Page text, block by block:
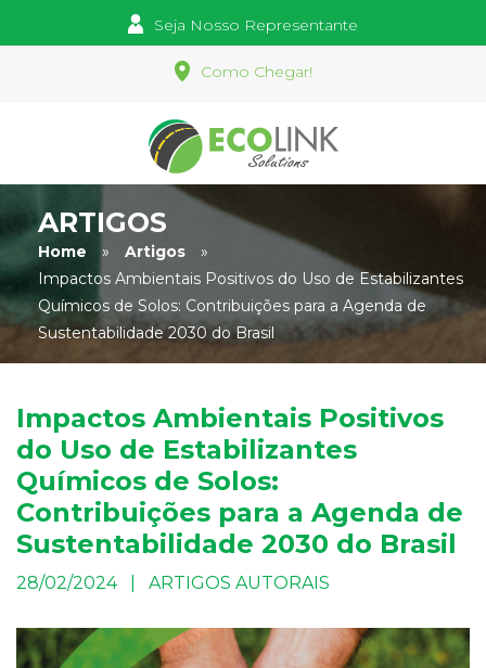
Seja Nosso Representante
Como Chegar!
ARTIGOS
Home » Artigos
»
Impactos Ambientais Positivos do Uso de Estabilizantes
Químicos de Solos: Contribuições para a Agenda de
Sustentabilidade 2030 do Brasil
Impactos Ambientais Positivos
do Uso de Estabilizantes
Químicos de Solos:
Contribuições para a Agenda de
Sustentabilidade 2030 do Brasil
28/02/2024 | ARTIGOS AUTORAIS